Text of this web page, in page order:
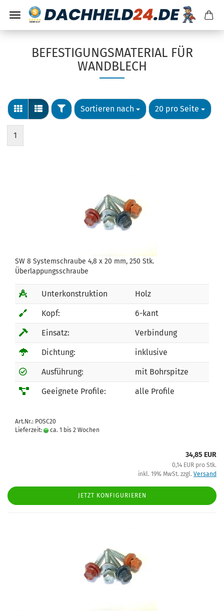
BEFESTIGUNGSMATERIAL FÜR
WANDBLECH
Sortieren nach 20 pro Seite
1
SW 8 Systemschraube 4,8 x 20 mm, 250 Stk.
Überlappungsschraube
Unterkonstruktion Holz
Kopf: 6-kant
Einsatz: Verbindung
Dichtung: inklusive
Ausführung: mit Bohrspitze
Geeignete Profile: alle Profile
Art.Nr.: POSC20
Lieferzeit:
ca. 1 bis 2 Wochen
34,85 EUR
0,14 EUR pro Stk.
inkl. 19% MwSt. zzgl. Versand
JETZT KONFIGURIEREN